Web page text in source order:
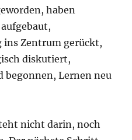
haben
Zentrum gerückt,
diskutiert,
begonnen, Lernen neu
nicht darin, noch